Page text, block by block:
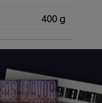
400 g